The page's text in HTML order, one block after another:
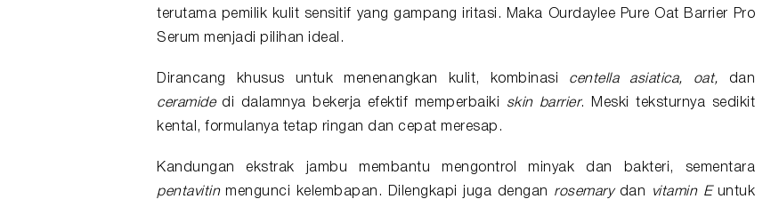
terutama pemilik kulit sensitif yang gampang iritasi. Maka Ourdaylee Pure Oat Barrier Pro
Serum menjadi pilihan ideal.
Dirancang khusus untuk menenangkan kulit, kombinasi centella asiatica, oat, dan
ceramidedi dalamnya bekerja efektif memperbaiki skin barrier. Meski teksturnya sedikit
kental, formulanya tetap ringan dan cepat meresap.
Kandungan ekstrak jambu membantu mengontrol minyak dan bakteri, sementara
pentavitinmengunci kelembapan. Dilengkapi juga dengan rosemarydan vitamin Euntuk